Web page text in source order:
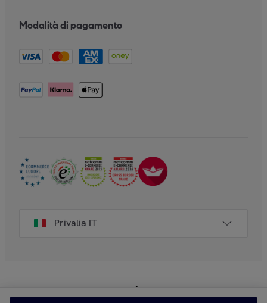
Modalità di pagamento
Privalia IT